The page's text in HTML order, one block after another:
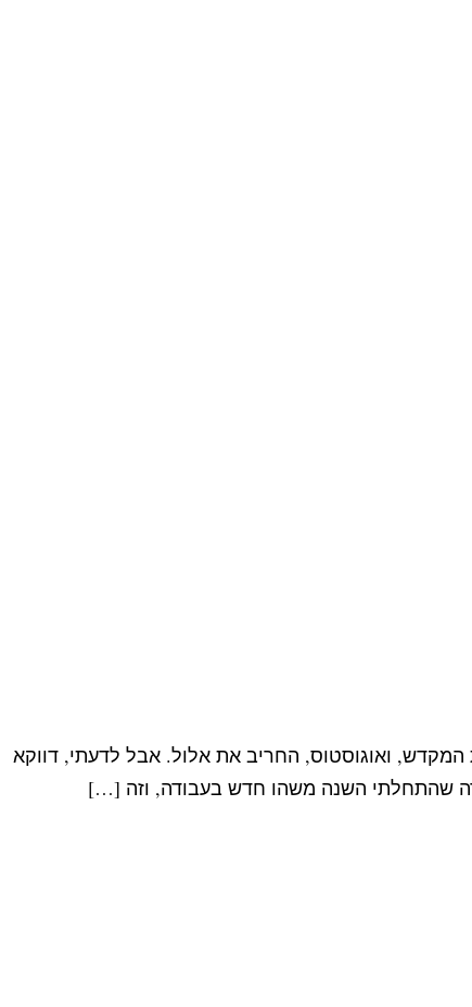
ואוגוסטוס, החריב את אלול. אבל לדעתי, דווקא
שהתחלתי השנה משהו חדש בעבודה, וזה […]